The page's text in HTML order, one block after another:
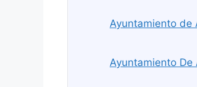
Ayuntamiento de
Ayuntamiento